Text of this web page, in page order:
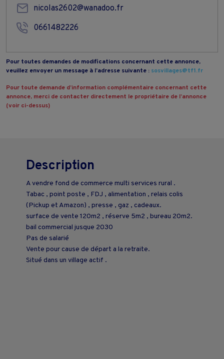
nicolas2602@wanadoo.fr
0661482226
Pour toutes demandes de modifications concernant cette annonce,
veuillez envoyer un message à l’adresse suivante : sosvillages@tf1.fr
Pour toute demande d’information complémentaire concernant cette
annonce, merci de contacter directement le propriétaire de l’annonce
(voir ci-dessus)
Description
A vendre fond de commerce multi services rural .
Tabac , point poste , FDJ , alimentation , relais colis
(Pickup et Amazon) , presse , gaz , cadeaux.
surface de vente 120m2 , réserve 5m2 , bureau 20m2.
bail commercial jusque 2030
Pas de salarié
Vente pour cause de départ a la retraite.
Situé dans un village actif .